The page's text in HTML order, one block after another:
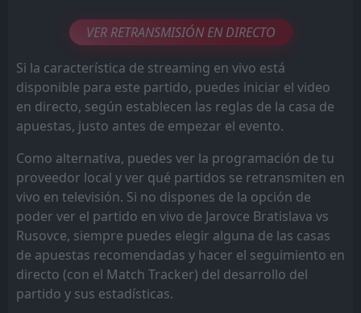
VER RETRANSMISIÓN EN DIRECTO
Si la característica de streaming en vivo está
disponible para este partido, puedes iniciar el video
en directo, según establecen las reglas de la casa de
apuestas, justo antes de empezar el evento.
Como alternativa, puedes ver la programación de tu
proveedor local y ver qué partidos se retransmiten en
vivo en televisión. Si no dispones de la opción de
poder ver el partido en vivo de Jarovce Bratislava vs
Rusovce, siempre puedes elegir alguna de las casas
de apuestas recomendadas y hacer el seguimiento en
directo (con el Match Tracker) del desarrollo del
partido y sus estadísticas.